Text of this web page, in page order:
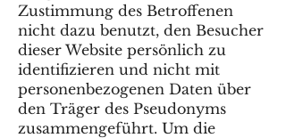
Zustimmung des Betroffenen
nicht dazu benutzt, den Besucher
dieser Website persönlich zu
identifizieren und nicht mit
personenbezogenen Daten über
den Träger des Pseudonyms
zusammengeführt. Um die